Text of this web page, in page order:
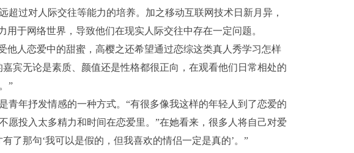
超过对人际交往等能力的培养。加之移动互联网技术日新月异，
用于网络世界，导致他们在现实人际交往中存在一定问题。
人恋爱中的甜蜜，高樱之还希望通过恋综这类真人秀学习怎样
宾无论是素质、颜值还是性格都很正向，在观看他们日常相处的
”
年抒发情感的一种方式。“有很多像我这样的年轻人到了恋爱的
愿投入太多精力和时间在恋爱里。”在她看来，很多人将自己对爱
了那句‘我可以是假的，但我喜欢的情侣一定是真的’。”